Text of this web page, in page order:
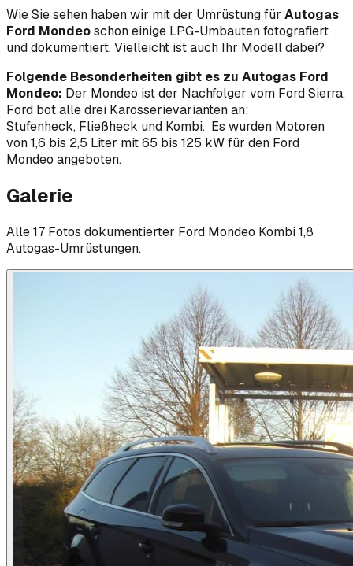
Wie Sie sehen haben wir mit der Umrüstung für Autogas
Ford Mondeoschon einige LPG-Umbauten fotografiert
und dokumentiert. Vielleicht ist auch Ihr Modell dabei?
Folgende Besonderheiten gibt es zu Autogas Ford
Mondeo: Der Mondeo ist der Nachfolger vom Ford Sierra.
Ford bot alle drei Karosserievarianten an:
Stufenheck, Fließheck und Kombi. Es wurden Motoren
von 1,6 bis 2,5 Liter mit 65 bis 125 kW für den Ford
Mondeo angeboten.
Galerie
Alle17 Fotos dokumentierter Ford Mondeo Kombi 1,8
Autogas-Umrüstungen.